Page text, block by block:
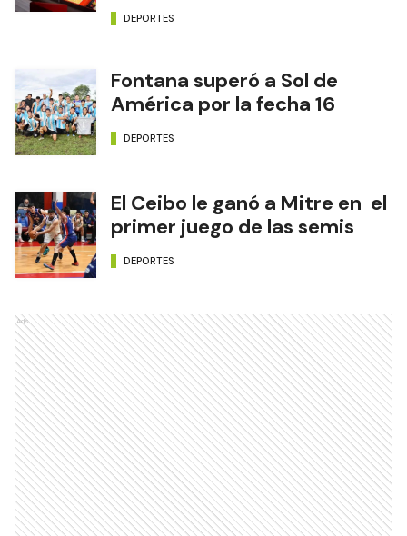
DEPORTES
Fontana superó a Sol de
América por la fecha 16
DEPORTES
El Ceibo le ganó a Mitre en el
primer juego de las semis
DEPORTES
Ads